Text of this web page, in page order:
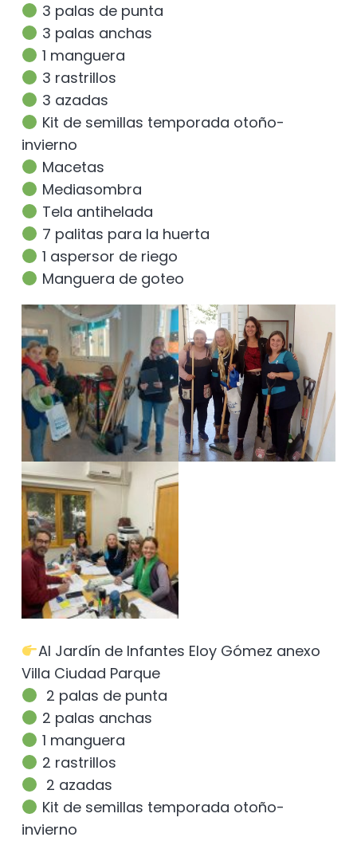
3 palas de punta
3 palas anchas
1 manguera
3 rastrillos
3 azadas
Kit de semillas temporada otoño-
invierno
Macetas
Mediasombra
Tela antihelada
7 palitas para la huerta
1 aspersor de riego
Manguera de goteo
Al Jardín de Infantes Eloy Gómez anexo
Villa Ciudad Parque
2 palas de punta
2 palas anchas
1 manguera
2 rastrillos
2 azadas
Kit de semillas temporada otoño-
invierno